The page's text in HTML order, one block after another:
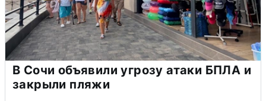
В Сочи объявили угрозу атаки БПЛА и
закрыли пляжи